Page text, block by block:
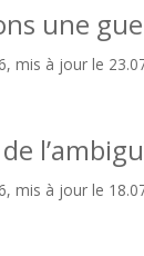
une
mis à jour le
mis à jour le